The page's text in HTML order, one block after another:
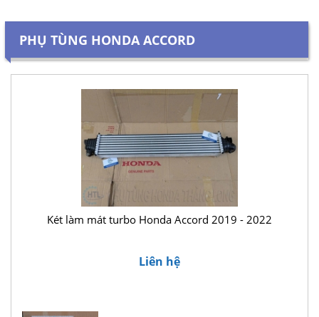
PHỤ TÙNG HONDA ACCORD
Két làm mát turbo Honda Accord 2019 - 2022
Liên hệ